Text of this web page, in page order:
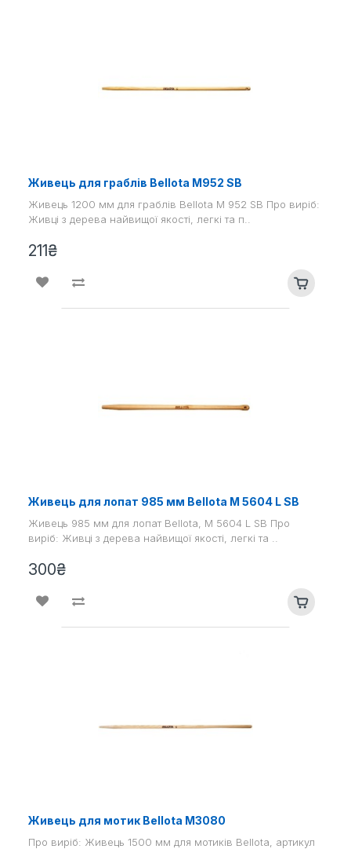
Живець для граблів Bellota M952 SB
Живець 1200 мм для граблів Bellota M 952 SB Про виріб:
Живці з дерева найвищої якості, легкі та п..
211₴
Живець для лопат 985 мм Bellota M 5604 L SB
Живець 985 мм для лопат Bellota, M 5604 L SB Про
виріб: Живці з дерева найвищої якості, легкі та ..
300₴
Живець для мотик Bellota M3080
Про виріб: Живець 1500 мм для мотиків Bellota, артикул